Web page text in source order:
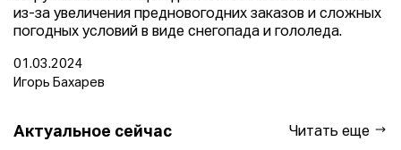
из-за увеличения предновогодних заказов и сложных
погодных условий в виде снегопада и гололеда.
01.03.2024
Игорь Бахарев
Актуальное сейчас Читать еще